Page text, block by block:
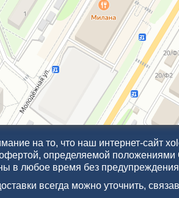
на то, что наш интернет-сайт
определяемой
в любое время без
всегда можно уточнить,